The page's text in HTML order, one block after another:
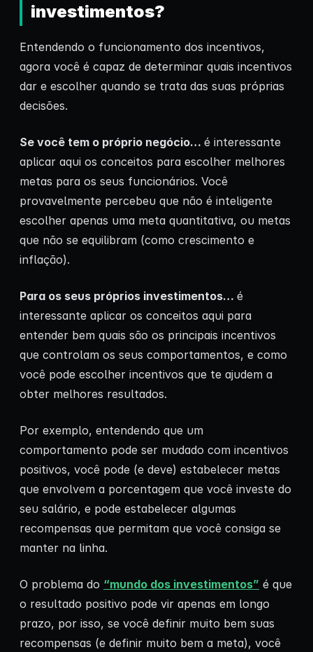
investimentos?
Entendendo o funcionamento dos incentivos,
agora você é capaz de determinar quais incentivos
dar e escolher quando se trata das suas próprias
decisões.
Se você tem o próprio negócio… é interessante
aplicar aqui os conceitos para escolher melhores
metas para os seus funcionários. Você
provavelmente percebeu que não é inteligente
escolher apenas uma meta quantitativa, ou metas
que não se equilibram (como crescimento e
inflação).
Para os seus próprios investimentos… é
interessante aplicar os conceitos aqui para
entender bem quais são os principais incentivos
que controlam os seus comportamentos, e como
você pode escolher incentivos que te ajudem a
obter melhores resultados.
Por exemplo, entendendo que um
comportamento pode ser mudado com incentivos
positivos, você pode (e deve) estabelecer metas
que envolvem a porcentagem que você investe do
seu salário, e pode estabelecer algumas
recompensas que permitam que você consiga se
manter na linha.
O problema do “mundo dos investimentos” é que
o resultado positivo pode vir apenas em longo
prazo, por isso, se você definir muito bem suas
recompensas (e definir muito bem a meta), você